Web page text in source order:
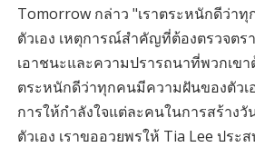
Tomorrow กล่าว "เราตระหนักดีว่า
ตัวเอง เหตุการณ์สำคัญที่ต้องตรวจต
เอาชนะและความปรารถนาที่พวกเข
ตระหนักดีว่าทุกคนมีความฝันของตัวเ
การให้กำลังใจแต่ละคนในการสร้าง
ตัวเอง เราขออวยพรให้ Tia Lee ประ